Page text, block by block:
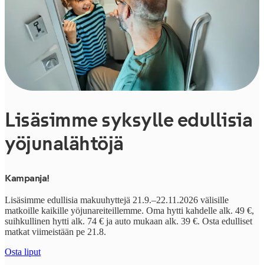
Lisäsimme syksylle edullisia
yöjunalähtöjä
Kampanja!
Lisäsimme edullisia makuuhyttejä 21.9.–22.11.2026 välisille
matkoille kaikille yöjunareiteillemme. Oma hytti kahdelle alk. 49 €,
suihkullinen hytti alk. 74 € ja auto mukaan alk. 39 €. Osta edulliset
matkat viimeistään pe 21.8.
Osta liput